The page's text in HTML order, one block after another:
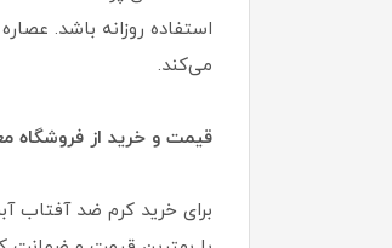
استفاده روزانه باشد.
می‌کند.
قیمت و خرید از فروشگاه